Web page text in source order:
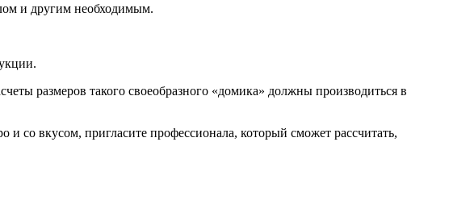
и другим необходимым.
размеров такого своеобразного «домика» должны производиться в
со вкусом, пригласите профессионала, который сможет рассчитать,